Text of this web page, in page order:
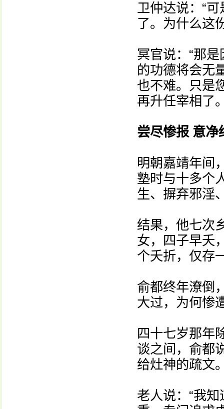
卫仲达说：“
了。为什么这
冥官说：“那
的功德将会无
也不难。只是
再升任宰相了
尝尽惨报 意净
明朝嘉靖年间
塾时与十多个
生、摒弃邪淫
结果，他七次
女，四子早夭
个夭折，仅存
俞都终年潦倒
大过，为何惨
四十七岁那年
谈之间，俞都
给灶神的疏文
老人说：“我